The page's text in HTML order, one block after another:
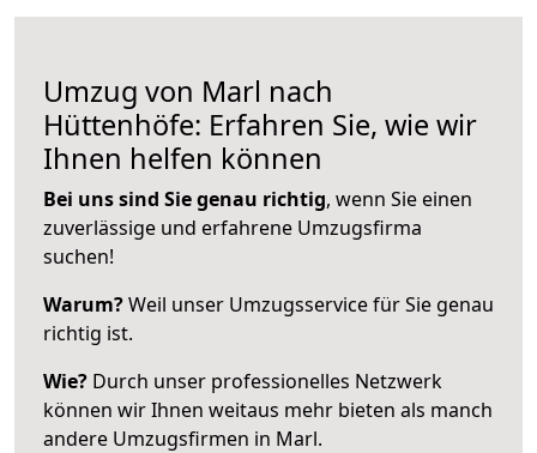
Umzug von Marl nach
Hüttenhöfe: Erfahren Sie, wie wir
Ihnen helfen können
Bei uns sind Sie genau richtig, wenn Sie einen
zuverlässige und erfahrene Umzugsfirma
suchen!
Warum?Weil unser Umzugsservice für Sie genau
richtig ist.
Wie? Durch unser professionelles Netzwerk
können wir Ihnen weitaus mehr bieten als manch
andere Umzugsfirmen in Marl.